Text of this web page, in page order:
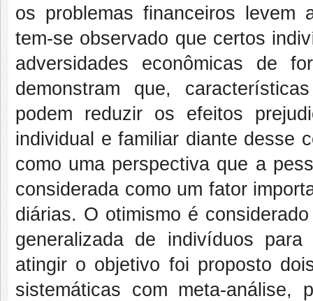
os problemas financeiros levem
tem-se observado que certos
adversidades econômicas de
demonstram que,
podem reduzir os efeitos
individual e familiar diante desse
como uma perspectiva que a
considerada como um fator
diárias. O otimismo é
generalizada de indivíduos
atingir o objetivo foi proposto
sistemáticas com meta-